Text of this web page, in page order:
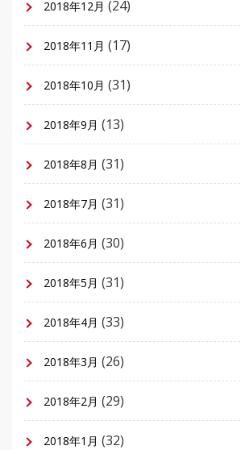
2018年12月 (24)
2018年11月 (17)
2018年10月 (31)
2018年9月 (13)
2018年8月 (31)
2018年7月 (31)
2018年6月 (30)
2018年5月 (31)
2018年4月 (33)
2018年3月 (26)
2018年2月 (29)
2018年1月 (32)